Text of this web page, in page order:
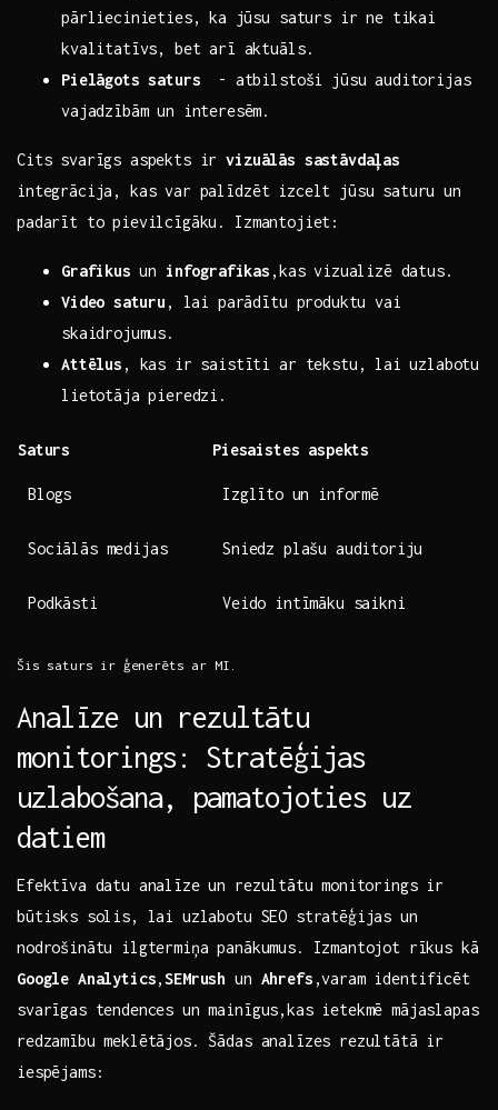
pārliecinieties, ⁢ka jūsu saturs ‍ir ne‍ tikai
kvalitatīvs, bet arī aktuāls.
Pielāgots saturs ‍ -​ atbilstoši jūsu auditorijas
vajadzībām‍ un interesēm.
Cits svarīgs aspekts irvizuālās sastāvdaļas
integrācija, kas var palīdzēt izcelt jūsu saturu un
‌padarīt ​to pievilcīgāku. ‍Izmantojiet:
Grafikus ⁣un infografikas ,kas vizualizē datus.
Video⁣ saturu , ‌lai parādītu produktu vai
skaidrojumus.
Attēlus , kas ir ‌saistīti ar tekstu, ⁣lai uzlabotu
lietotāja pieredzi.
Saturs Piesaistes‍ aspekts
Blogs Izglīto⁣ un informē
Sociālās medijas Sniedz plašu auditoriju
Podkāsti Veido intīmāku ‍saikni
Šis saturs ir​ ģenerēts ar MI.
Analīze un rezultātu
monitorings: ⁢Stratēģijas‍
uzlabošana, pamatojoties uz
datiem
Efektīva datu analīze un rezultātu⁤ monitorings ir
būtisks solis, lai uzlabotu SEO‍ stratēģijas⁣ un
nodrošinātu ilgtermiņa panākumus. Izmantojot rīkus​ kā
Google Analytics,SEMrush un Ahrefs ,varam identificēt
svarīgas tendences un mainīgus,kas ietekmē mājaslapas
redzamību meklētājos. Šādas analīzes ​rezultātā ir
iespējams: